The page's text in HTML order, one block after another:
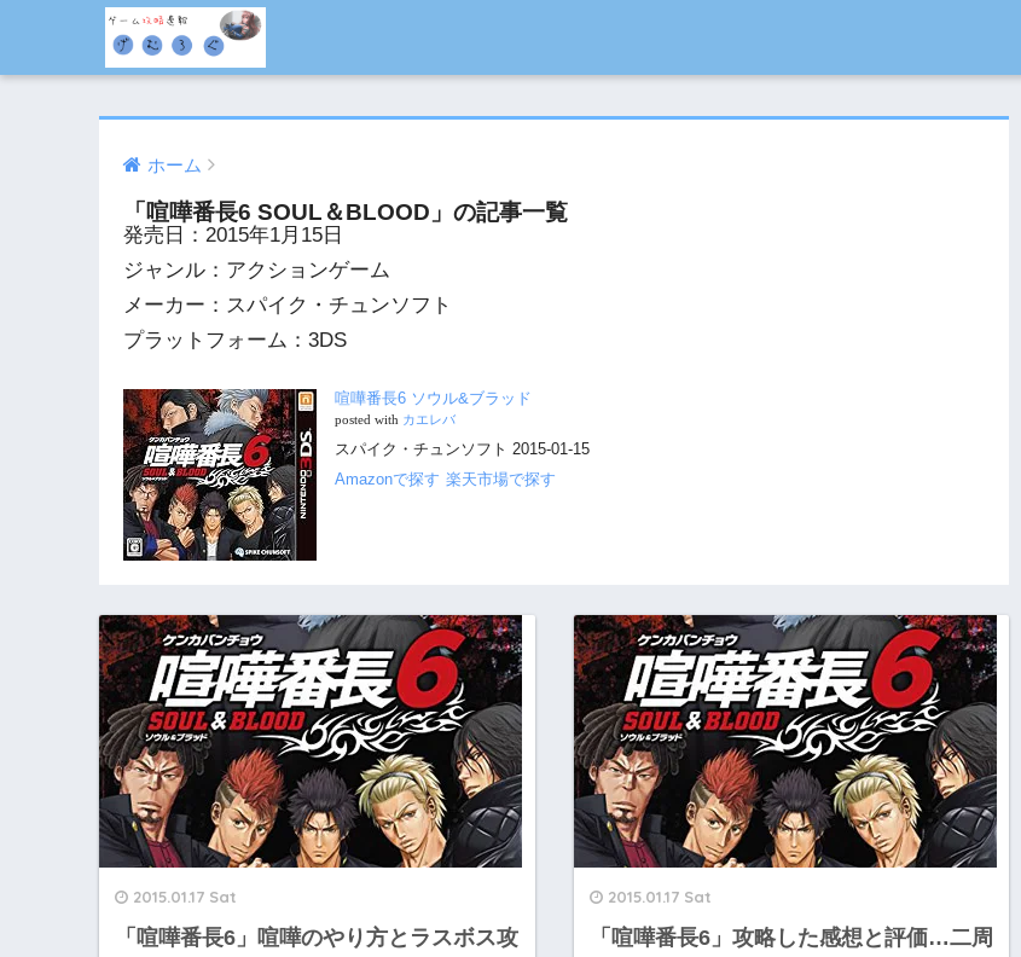
ホーム
「喧嘩番長6 SOUL＆BLOOD」の記事一覧
発売日：2015年1月15日
ジャンル：アクションゲーム
メーカー：スパイク・チュンソフト
プラットフォーム：3DS
喧嘩番長6 ソウル&ブラッド
posted with カエレバ
スパイク・チュンソフト 2015-01-15
Amazonで探す 楽天市場で探す
2015.01.17 Sat
「喧嘩番長6」喧嘩のやり方とラスボス攻
2015.01.17 Sat
「喧嘩番長6」攻略した感想と評価…二周